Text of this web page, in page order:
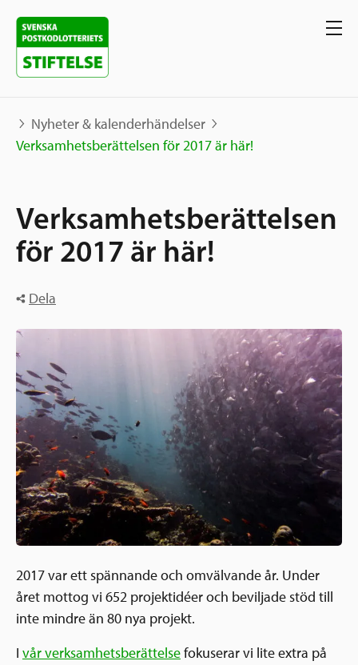
Projekt
Karta
Berättelser
Våra stöd
Grannskapsinitiativet
Utlysningar
Samhällsentreprenörskap
Sök stöd
Ansök
Ansökningsguide
Rekommendationer
Frågor och svar
Sverige och övriga världen
Grannskapsinitiativet
Om oss
Uppdrag
Hur vi arbetar
Verksamhetsberättelser & årsredovisningar
Medarbetare & styrelse
Kontakt
Pressrum
Nyheter & kalenderhändelser
Postkodlotteriet
SV
Nyheter & kalenderhändelser
Verksamhetsberättelsen för 2017 är här!
Verksamhetsberättelsen
för 2017 är här!
Dela
2017 var ett spännande och omvälvande år. Under
året mottog vi 652 projektidéer och beviljade stöd till
inte mindre än 80 nya projekt.
I vår verksamhetsberättelsefokuserar vi lite extra på